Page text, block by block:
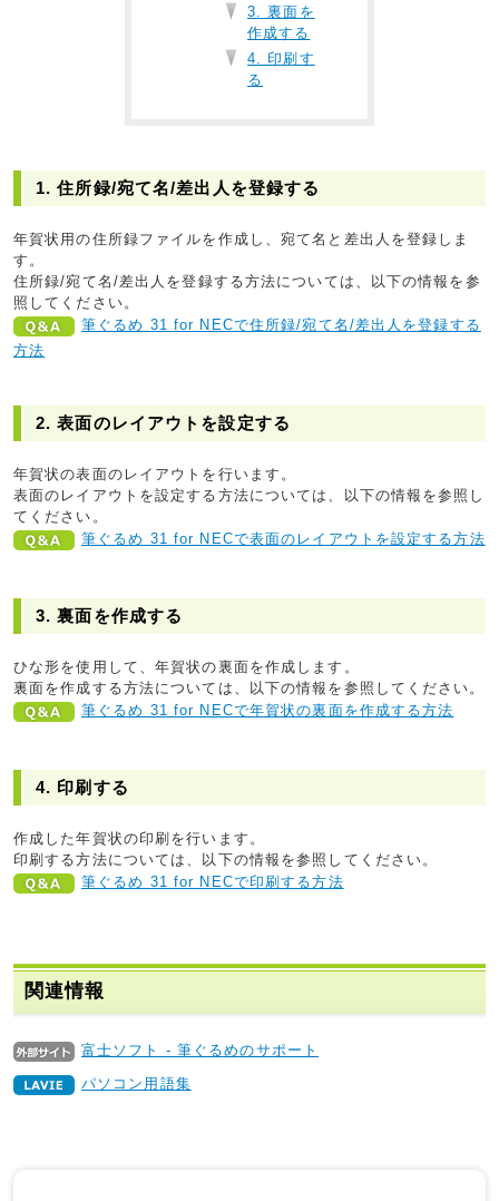
3. 裏面を
作成する
4. 印刷す
る
1. 住所録/宛て名/差出人を登録する
年賀状用の住所録ファイルを作成し、宛て名と差出人を登録しま
す。
住所録/宛て名/差出人を登録する方法については、以下の情報を参
照してください。
筆ぐるめ 31 for NECで住所録/宛て名/差出人を登録する
方法
2. 表面のレイアウトを設定する
年賀状の表面のレイアウトを行います。
表面のレイアウトを設定する方法については、以下の情報を参照し
てください。
筆ぐるめ 31 for NECで表面のレイアウトを設定する方法
3. 裏面を作成する
ひな形を使用して、年賀状の裏面を作成します。
裏面を作成する方法については、以下の情報を参照してください。
筆ぐるめ 31 for NECで年賀状の裏面を作成する方法
4. 印刷する
作成した年賀状の印刷を行います。
印刷する方法については、以下の情報を参照してください。
筆ぐるめ 31 for NECで印刷する方法
関連情報
富士ソフト - 筆ぐるめのサポート
パソコン用語集